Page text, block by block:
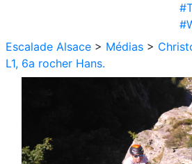
Escalade Alsace > Médias >
L1, 6a rocher Hans.